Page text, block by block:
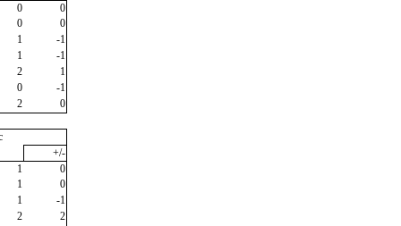
0
0
0
0
1
-1
1
-1
2
1
0
-1
2
0
+/-
1
0
1
0
1
-1
2 2